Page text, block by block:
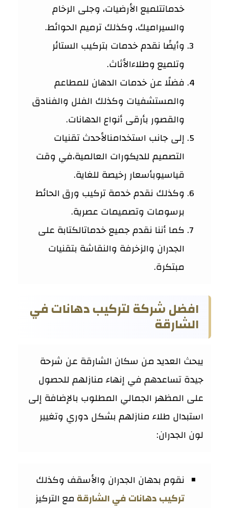
خدماتتلميع الأرضيات، وجلى الرخام
والسيراميك، وكذلك ترميم الحوائط.
وأيضًا نقدم خدمات بتركيب الستائر
وتلميع وطلاءالأثاث.
فضلًا عن خدمات الدهان للمطاعم
والمستشفيات وكذلك الفلل والفنادق
والقصور بأرقى أنواع الدهانات.
إلى جانب استخدامنالأحدث تقنيات
التصميم للديكورات العالمية،في وقت
قياسيوبأسعار رخيصة للغاية.
وكذلك نقدم خدمة تركيب ورق الحائط
برسومات وتصميمات عصرية.
كما أننا نقدم جميع خدماتالكتابة على
الجدران والزخرفة والنقاشة بتقنيات
مبتكرة.
افضل شركة لتركيب دهانات في
الشارقة
يبحث العديد من سكان الشارقة عن شرحة
جيدة تساعدهم في إنهاء منازلهم للحصول
على المظهر الجمالي المطلوب بالإضافة إلى
استبدال طلاء منازلهم بشكل دوري وتغيير
لون الجدران:
نقوم بدهان الجدران والأسقف وكذلك
تركيب دهانات في الشارقةمع التركيز